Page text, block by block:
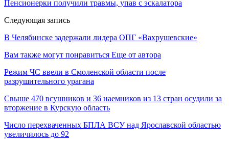
Пенсионерки получили травмы, упав с эскалатора
Следующая запись
В Челябинске задержали лидера ОПГ «Вахрушевские»
Вам также могут понравиться Еще от автора
Режим ЧС ввели в Смоленской области после
разрушительного урагана
Свыше 470 всушников и 36 наемников из 13 стран осудили за
вторжение в Курскую область
Число перехваченных БПЛА ВСУ над Ярославской областью
увеличилось до 92